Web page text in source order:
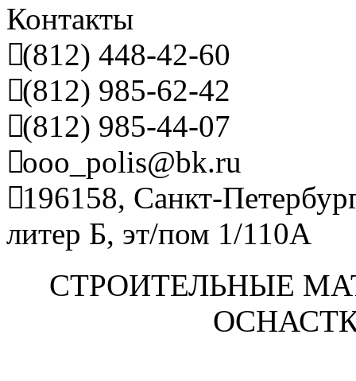
Контакты
(812) 448-42-60
(812) 985-62-42
(812) 985-44-07
ooo_polis@bk.ru
196158, Санкт-
литер Б, эт/пом 1/110А
СТРОИТЕЛЬНЫЕ